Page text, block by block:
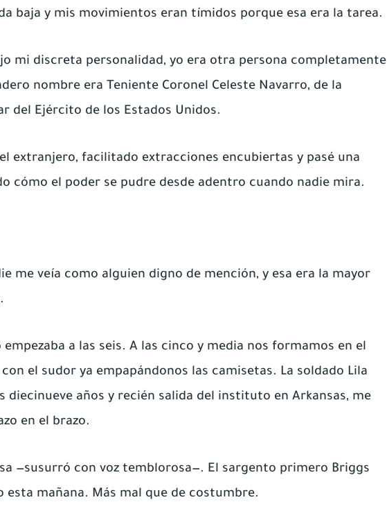
baja y mis movimientos eran tímidos porque esa era la tarea.
mi discreta personalidad, yo era otra persona completamente
nombre era Teniente Coronel Celeste Navarro, de la
del Ejército de los Estados Unidos.
extranjero, facilitado extracciones encubiertas y pasé una
cómo el poder se pudre desde adentro cuando nadie mira.
me veía como alguien digno de mención, y esa era la mayor
a las seis. A las cinco y media nos formamos en el
el sudor ya empapándonos las camisetas. La soldado Lila
diecinueve años y recién salida del instituto en Arkansas, me
en el brazo.
—susurró con voz temblorosa—. El sargento primero Briggs
esta mañana. Más mal que de costumbre.